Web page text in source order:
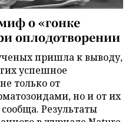
о «гонке
оплодотворении
пришла к выводу,
успешное
только от
но и от их
Результаты